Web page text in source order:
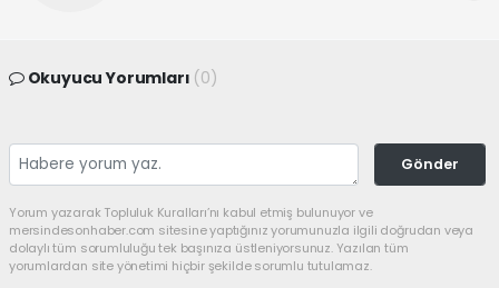
Okuyucu Yorumları (0)
Gönder
Yorum yazarak Topluluk Kuralları’nı kabul etmiş bulunuyor ve
mersindesonhaber.com sitesine yaptığınız yorumunuzla ilgili doğrudan veya
dolaylı tüm sorumluluğu tek başınıza üstleniyorsunuz. Yazılan tüm
yorumlardan site yönetimi hiçbir şekilde sorumlu tutulamaz.